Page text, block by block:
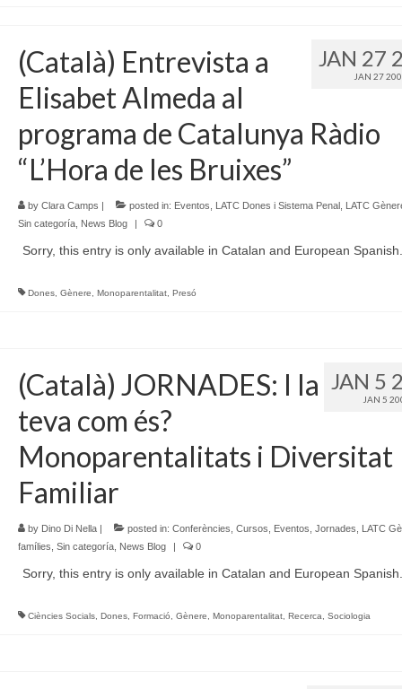
JAN 27
JAN 27
(Català) Entrevista a
Elisabet Almeda al
programa de Catalunya Ràdio
“L’Hora de les Bruixes”
by Clara Camps | posted in: Eventos LATC Dones i Sistema Penal, LATC
Sin categoría, News Blog | 0
Sorry, this entry is only available in Catalan and European Spanish.
Dones, Gènere Monoparentalitat, Presó
JAN 5
JAN 5
(Català) JORNADES: I la
teva com és?
Monoparentalitats i Diversitat
Familiar
by Dino Di Nella| posted in: Conferències Cursos Eventos Jornades
LATC
famílies Sin categoría, News Blog | 0
Sorry, this entry is only available in Catalan and European Spanish.
Ciències Socials, Dones, Formació Gènere Monoparentalitat, Recerca Sociologia